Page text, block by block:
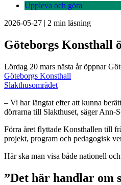
Uppleva och göra
2026-05-27 | 2 min läsning
Göteborgs Konsthall
Lördag 20 mars nästa år öppnar
Göteborgs Konsthall
Slakthusområdet
– Vi har längtat efter att kunna
dörrarna till Slakthuset, säger Ann-
Förra året flyttade Konsthallen till
projekt, program och pedagogisk
Här ska man visa både nationell
”Det här handlar om